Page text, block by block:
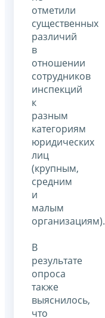
отметили
существенных
различий
в
отношении
сотрудников
инспекций
к
разным
категориям
юридических
лиц
(крупным,
средним
и
малым
организациям).
В
результате
опроса
также
выяснилось,
что